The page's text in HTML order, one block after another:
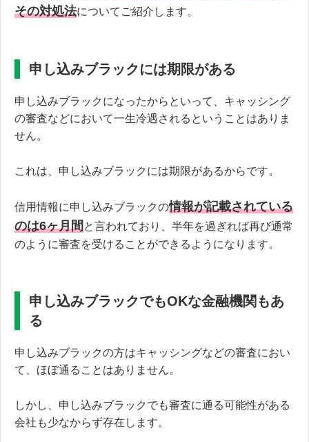
その対処法についてご紹介します。
申し込みブラックには期限がある
申し込みブラックになったからといって、キャッシング
の審査などにおいて一生冷遇されるということはありま
せん。
これは、申し込みブラックには期限があるからです。
信用情報に申し込みブラックの情報が記載されている
のは6ヶ月間と言われており、半年を過ぎれば再び通常
のように審査を受けることができるようになります。
申し込みブラックでもOKな金融機関もあ
る
申し込みブラックの方はキャッシングなどの審査におい
て、ほぼ通ることはありません。
しかし、申し込みブラックでも審査に通る可能性がある
会社も少なからず存在します。